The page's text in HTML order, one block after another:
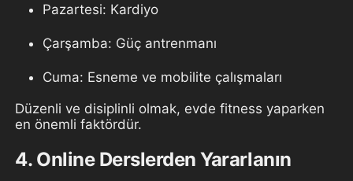
Pazartesi: Kardiyo
Çarşamba: Güç antrenmanı
Cuma: Esneme ve mobilite çalışmaları
Düzenli ve disiplinli olmak, evde fitness yaparken
en önemli faktördür.
4. Online Derslerden Yararlanın